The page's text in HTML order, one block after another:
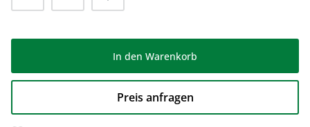
In den Warenkorb
Preis anfragen